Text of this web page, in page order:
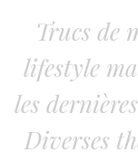
Trucs de
lifestyle
les
Diverses